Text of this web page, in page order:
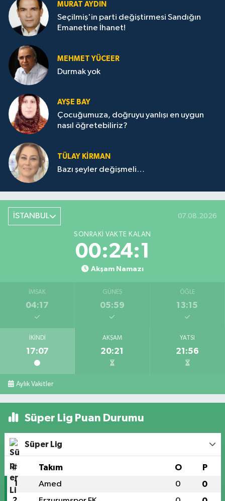
MURAT AYDIN
Seçilmiş'in parti değiştirmesi Sandığın
Emanetine İhanet!
MEHMET YÜCEER
Durmak yok
AYŞE BAY
Çocuğumuza, doğruyu yanlışı en uygun
nasıl öğretebiliriz?
TÜLAY KİRMAN
Bazı şeyler değişmeli…
İSTANBUL 07.08.2026
SONRAKI VAKTE KALAN
00:24:1
Akşam Namazı
İMSAK
04:17
GÜNEŞ
05:59
ÖĞLE
13:15
İKINDI
17:07
AKŞAM
20:21
YATSI
21:56
Aylık Vakitler
Süper Lig Puan Durumu
Süper Lig
# Takım O P
1 Amed 0 0